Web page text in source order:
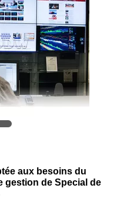
aux besoins du
gestion de Special de